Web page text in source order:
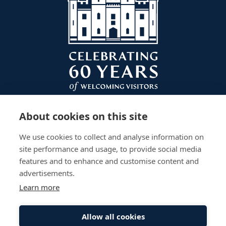
En regardant autour de la pièce, vous remarquerez
une variété d'objets d'art magnifiques. Comme de
nombreuses demeures ancestrales de la même
envergure que Scone, elle possède une vaste collection
de peintures. Veuillez demander à votre guide si vous
souhaitez en savoir plus sur l'une d'entre elles. Le
tableau le plus notable de la pièce est Le Reniement de
Saint Pierre par Gerard Seghers. C'est le plus grand
tableau, peint en 1620, et c'est le plus ancien tableau
Caravage, ce qui se voit dans son utilisation de la
composition.
À gauche de la porte menant à la Pièce d'Attente se
trouve un portrait de Marie de Modène par William
Wissing (1656-1687). Elle était la Reine Consort du
François Édouard Stuart, peut-être plus
communément connu sous le nom du Vieux
Accessibility
Stay
Sitemap
About cookies on this site
We use cookies to collect and analyse information on
site performance and usage, to provide social media
features and to enhance and customise content and
advertisements.
Learn more
Allow all cookies